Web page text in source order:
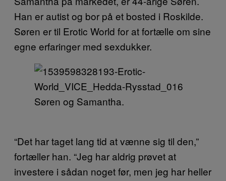
Han er autist og bor på et bosted i Roskilde.
Søren er til Erotic World for at fortælle om sine
egne erfaringer med sexdukker.
Søren og Samantha.
“Det har taget lang tid at vænne sig til den,”
fortæller han. “Jeg har aldrig prøvet at
investere i sådan noget før, men jeg har heller